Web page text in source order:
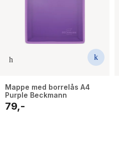
Mappe med borrelås A4
Purple Beckmann
79,-